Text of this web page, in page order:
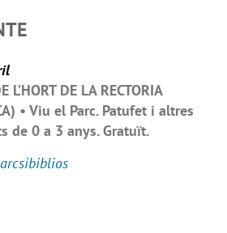
L’HORT DE LA RECTORIA
• Viu el Parc. Patufet i altres
de 0 a 3 anys. Gratuït.